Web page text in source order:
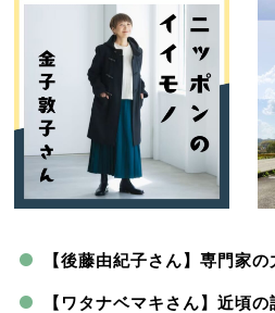
【後藤由紀子さん】専門家
【ワタナベマキさん】近頃の